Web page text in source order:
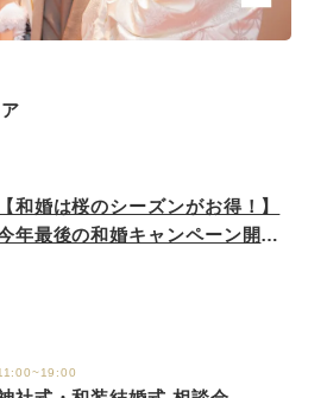
【和婚は桜のシーズンがお得！】
年最後の和婚キャンペーン開催